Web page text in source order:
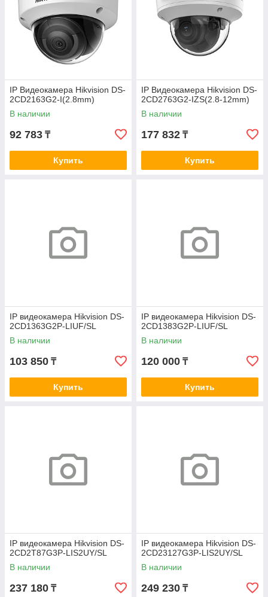
IP Видеокамера Hikvision DS-
2CD2163G2-I(2.8mm)
В наличии
92 783 ₸
Купить
IP Видеокамера Hikvision DS-
2CD2763G2-IZS(2.8-12mm)
В наличии
177 832 ₸
Купить
IP видеокамера Hikvision DS-
2CD1363G2P-LIUF/SL
В наличии
103 850 ₸
Купить
IP видеокамера Hikvision DS-
2CD1383G2P-LIUF/SL
В наличии
120 000 ₸
Купить
IP видеокамера Hikvision DS-
2CD2T87G3P-LIS2UY/SL
В наличии
237 180 ₸
IP видеокамера Hikvision DS-
2CD23127G3P-LIS2UY/SL
В наличии
249 230 ₸